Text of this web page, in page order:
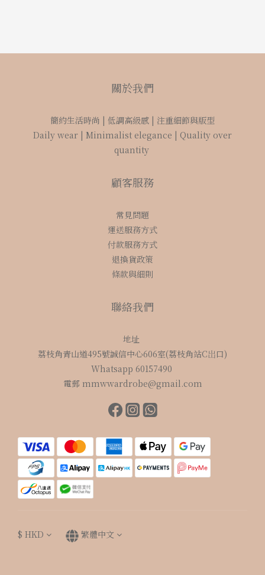
關於我們
簡約生活時尚 | 低調高級感 | 注重細節與版型
Daily wear | Minimalist elegance | Quality over
quantity
顧客服務
常見問題
運送服務方式
付款服務方式
退換貨政策
條款與細則
聯絡我們
地址
荔枝角青山道495號誠信中心606室(荔枝角站C岀口)
Whatsapp 60157490
電郵 mmwwardrobe@gmail.com
$ HKD 繁體中文